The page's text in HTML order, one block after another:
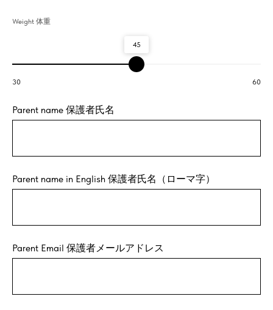
Weight 体重
45
30 60
Parent name 保護者氏名
Parent name in English 保護者氏名（ローマ字）
Parent Email 保護者メールアドレス